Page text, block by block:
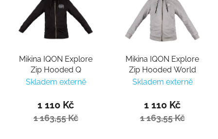
Mikina IQON Explore
Zip Hooded Q
Skladem externě
1 110 Kč
1 163,55 Kč
Mikina IQON Explore
Zip Hooded World
Skladem externě
1 110 Kč
1 163,55 Kč